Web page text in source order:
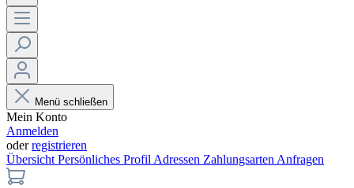
Menü schließen
Mein Konto
Anmelden
oderregistrieren
Übersicht Persönliches Profil Adressen Zahlungsarten Anfragen